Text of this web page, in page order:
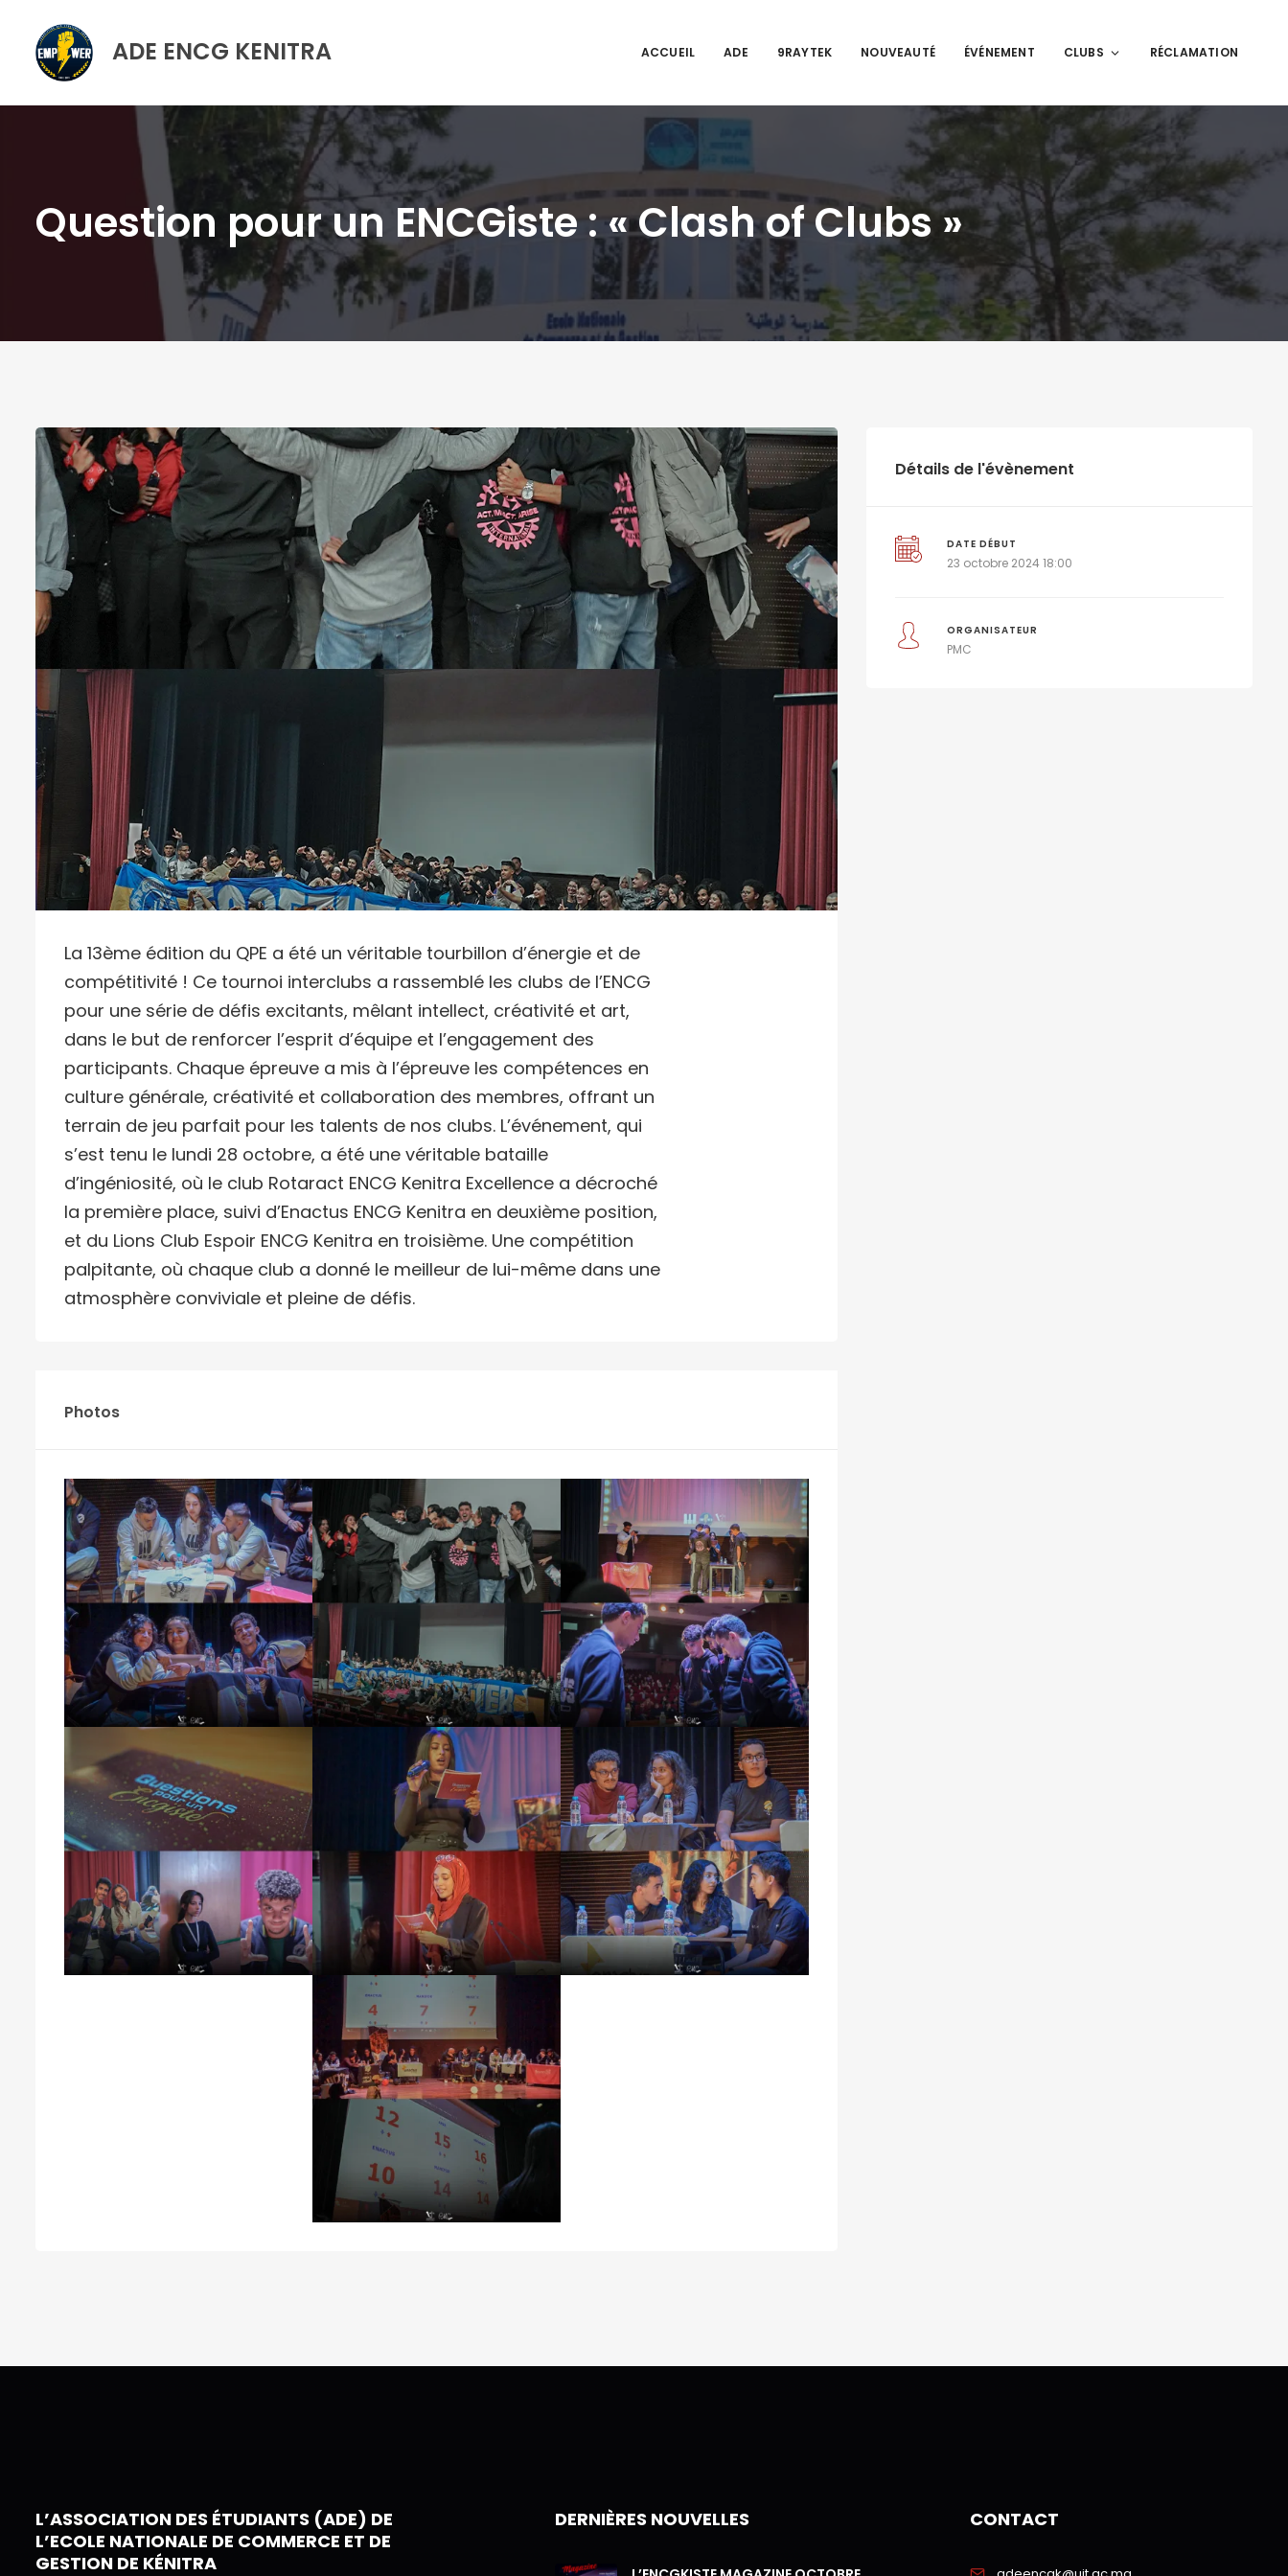
ADE ENCG KENITRA ACCUEIL ADE 9RAYTEK NOUVEAUTÉ ÉVÉNEMENT CLUBS RÉCLAMATION
Question pour un ENCGiste : « Clash of Clubs »
La 13ème édition du QPE a été un véritable tourbillon d’énergie et de
compétitivité ! Ce tournoi interclubs a rassemblé les clubs de l’ENCG
pour une série de défis excitants, mêlant intellect, créativité et art,
dans le but de renforcer l’esprit d’équipe et l’engagement des
participants. Chaque épreuve a mis à l’épreuve les compétences en
culture générale, créativité et collaboration des membres, offrant un
terrain de jeu parfait pour les talents de nos clubs. L’événement, qui
s’est tenu le lundi 28 octobre, a été une véritable bataille
d’ingéniosité, où le club Rotaract ENCG Kenitra Excellence a décroché
la première place, suivi d’Enactus ENCG Kenitra en deuxième position,
et du Lions Club Espoir ENCG Kenitra en troisième. Une compétition
palpitante, où chaque club a donné le meilleur de lui-même dans une
atmosphère conviviale et pleine de défis.
Photos
Détails de l'évènement
DATE DÉBUT
23 octobre 2024 18:00
ORGANISATEUR
PMC
L’ASSOCIATION DES ÉTUDIANTS (ADE) DE
L’ECOLE NATIONALE DE COMMERCE ET DE
GESTION DE KÉNITRA
DERNIÈRES NOUVELLES CONTACT